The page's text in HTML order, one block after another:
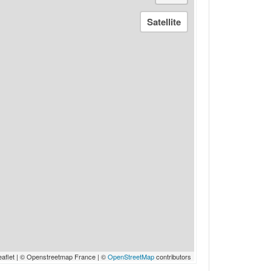
| © Openstreetmap France | ©OpenStreetMapcontributors